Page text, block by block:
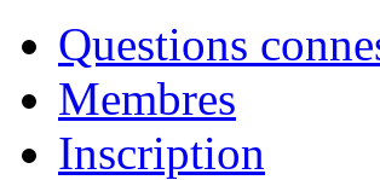
Questions
Membres
Inscription